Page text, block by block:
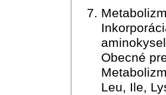
Obecné
Leu, Ile,